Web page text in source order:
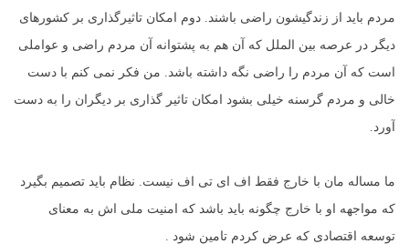
مردم باید از زندگیشون راضی باشند. دوم امکان تاثیرگذاری بر کشورهای
دیگر در عرصه بین الملل که آن هم به پشتوانه آن مردم راضی و عواملی
است که آن مردم را راضی نگه داشته باشد. من فکر نمی کنم با دست
خالی و مردم گرسنه خیلی بشود امکان تاثیر گذاری بر دیگران را به دست
آورد.
ما مساله مان با خارج فقط اف ای تی اف نیست. نظام باید تصمیم بگیرد
که مواجهه او با خارج چگونه باید باشد که امنیت ملی اش به معنای
توسعه اقتصادی که عرض کردم تامین شود .